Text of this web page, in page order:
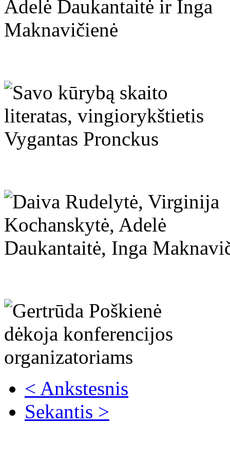
< Ankstesnis
Sekantis >